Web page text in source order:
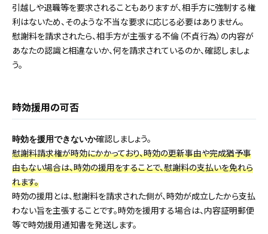
引越しや退職等を要求されることもありますが、相手方に強制する権
利はないため、そのような不当な要求に応じる必要はありません。
慰謝料を請求されたら、相手方が主張する不倫（不貞行為）の内容が
あなたの認識と相違ないか、何を請求されているのか、確認しましょ
う。
時効援用の可否
時効を援用できないか確認しましょう。
慰謝料請求権が時効にかかっており、時効の更新事由や完成猶予事
由もない場合は、時効の援用をすることで、慰謝料の支払いを免れら
れます。
時効の援用とは、慰謝料を請求された側が、時効が成立したから支払
わない旨を主張することです。時効を援用する場合は、内容証明郵便
等で時効援用通知書を発送します。